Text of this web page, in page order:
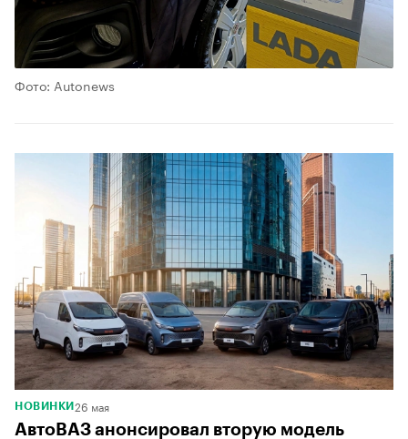
Фото: Autonews
НОВИНКИ 26 мая
АвтоВАЗ анонсировал вторую модель